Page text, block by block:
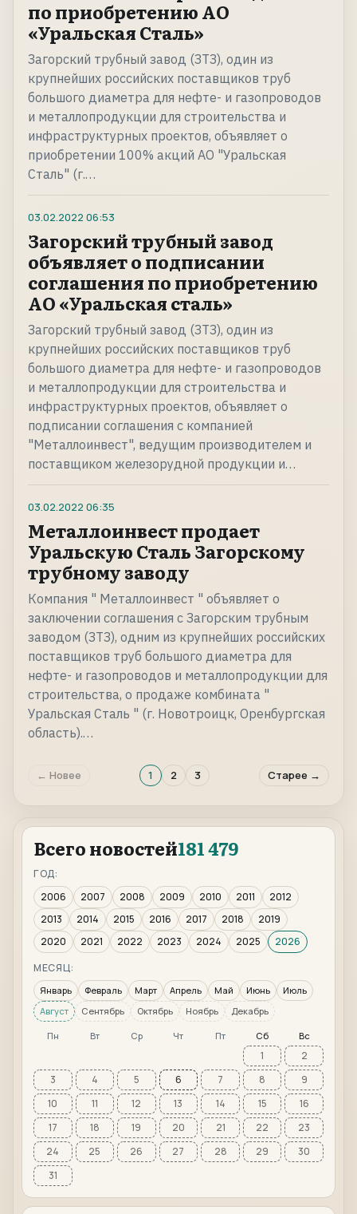
по приобретению АО
«Уральская Сталь»
Загорский трубный завод (ЗТЗ), один из
крупнейших российских поставщиков труб
большого диаметра для нефте- и газопроводов
и металлопродукции для строительства и
инфраструктурных проектов, объявляет о
приобретении 100% акций АО "Уральская
Сталь" (г.…
03.02.2022 06:53
Загорский трубный завод
объявляет о подписании
соглашения по приобретению
АО «Уральская сталь»
Загорский трубный завод (ЗТЗ), один из
крупнейших российских поставщиков труб
большого диаметра для нефте- и газопроводов
и металлопродукции для строительства и
инфраструктурных проектов, объявляет о
подписании соглашения с компанией
"Металлоинвест", ведущим производителем и
поставщиком железорудной продукции и…
03.02.2022 06:35
Металлоинвест продает
Уральскую Сталь Загорскому
трубному заводу
Компания " Металлоинвест " объявляет о
заключении соглашения с Загорским трубным
заводом (ЗТЗ), одним из крупнейших российских
поставщиков труб большого диаметра для
нефте- и газопроводов и металлопродукции для
строительства, о продаже комбината "
Уральская Сталь " (г. Новотроицк, Оренбургская
область).…
← Новее 1 2 3 Старее →
Всего новостей181 479
ГОД:
2006
2007 2008 2009 2010 2011
2012
2013
2014 2015 2016 2017 2018
2019
2020
2021 2022 2023 2024 2025
2026
МЕСЯЦ:
Январь Февраль Март Апрель Май Июнь
Июль
Август
Сентябрь Октябрь Ноябрь Декабрь
Пн Вт Ср Чт Пт Сб Вс
1
2
3
4 5 6 7 8
9
10
11 12 13 14 15
16
17
18 19 20 21 22
23
24
25 26 27 28 29
30
31